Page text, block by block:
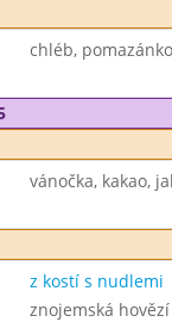
chléb,
vánočka, kakao,
z kostí s nudlemi
znojemská